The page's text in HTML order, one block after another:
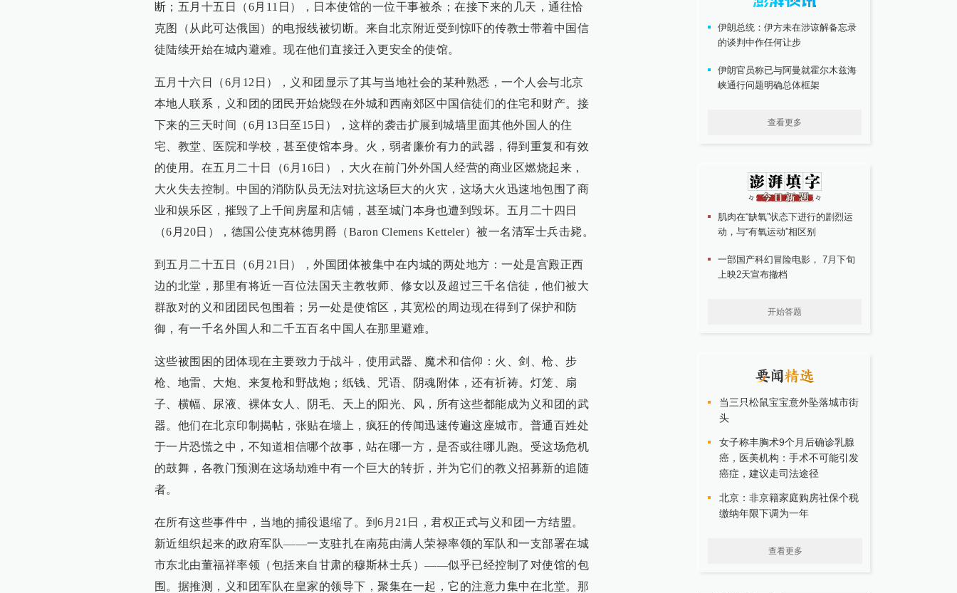
断；五月十五日（6月11日），日本使馆的一位干事被杀；在接下来的几天，通往恰
克图（从此可达俄国）的电报线被切断。来自北京附近受到惊吓的传教士带着中国信
徒陆续开始在城内避难。现在他们直接迁入更安全的使馆。
五月十六日（6月12日），义和团显示了其与当地社会的某种熟悉，一个人会与北京
本地人联系，义和团的团民开始烧毁在外城和西南郊区中国信徒们的住宅和财产。接
下来的三天时间（6月13日至15日），这样的袭击扩展到城墙里面其他外国人的住
宅、教堂、医院和学校，甚至使馆本身。火，弱者廉价有力的武器，得到重复和有效
的使用。在五月二十日（6月16日），大火在前门外外国人经营的商业区燃烧起来，
大火失去控制。中国的消防队员无法对抗这场巨大的火灾，这场大火迅速地包围了商
业和娱乐区，摧毁了上千间房屋和店铺，甚至城门本身也遭到毁坏。五月二十四日
（6月20日），德国公使克林德男爵（Baron Clemens Ketteler）被一名清军士兵击毙。
到五月二十五日（6月21日），外国团体被集中在内城的两处地方：一处是宫殿正西
边的北堂，那里有将近一百位法国天主教牧师、修女以及超过三千名信徒，他们被大
群敌对的义和团团民包围着；另一处是使馆区，其宽松的周边现在得到了保护和防
御，有一千名外国人和二千五百名中国人在那里避难。
这些被围困的团体现在主要致力于战斗，使用武器、魔术和信仰：火、剑、枪、步
枪、地雷、大炮、来复枪和野战炮；纸钱、咒语、阴魂附体，还有祈祷。灯笼、扇
子、横幅、尿液、裸体女人、阴毛、天上的阳光、风，所有这些都能成为义和团的武
器。他们在北京印制揭帖，张贴在墙上，疯狂的传闻迅速传遍这座城市。普通百姓处
于一片恐慌之中，不知道相信哪个故事，站在哪一方，是否或往哪儿跑。受这场危机
的鼓舞，各教门预测在这场劫难中有一个巨大的转折，并为它们的教义招募新的追随
者。
在所有这些事件中，当地的捕役退缩了。到6月21日，君权正式与义和团一方结盟。
新近组织起来的政府军队——一支驻扎在南苑由满人荣禄率领的军队和一支部署在城
市东北由董福祥率领（包括来自甘肃的穆斯林士兵）——似乎已经控制了对使馆的包
围。据推测，义和团军队在皇家的领导下，聚集在一起，它的注意力集中在北堂。那
伊朗总统：伊方未在涉谅解备忘录
的谈判中作任何让步
伊朗官员称已与阿曼就霍尔木兹海
峡通行问题明确总体框架
查看更多
肌肉在“缺氧”状态下进行的剧烈运
动，与“有氧运动”相区别
一部国产科幻冒险电影， 7月下旬
上映2天宣布撤档
开始答题
当三只松鼠宝宝意外坠落城市街
头
女子称丰胸术9个月后确诊乳腺
癌，医美机构：手术不可能引发
癌症，建议走司法途径
北京：非京籍家庭购房社保个税
缴纳年限下调为一年
查看更多